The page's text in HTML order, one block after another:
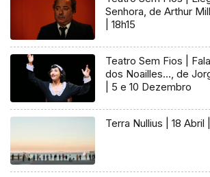
Senhora, de Arthur
| 18h15
Teatro Sem Fios |
dos Noailles…, de
| 5 e 10 Dezembro
Terra Nullius | 18 Abril